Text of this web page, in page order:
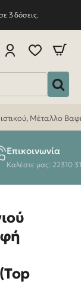
3 δόσεις.
Μέταλλο
Επικοινωνία
Καλέστε μας: 22310